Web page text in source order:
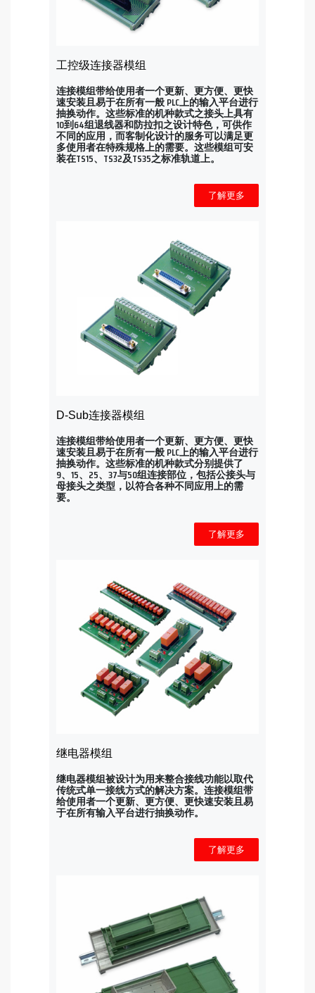
工控级连接器模组
连接模组带给使用者一个更新、更方便、更快
速安装且易于在所有一般 PLC上的输入平台进行
抽换动作。这些标准的机种款式之接头上具有
10到64组退线器和防拉扣之设计特色，可供作
不同的应用，而客制化设计的服务可以满足更
多使用者在特殊规格上的需要。这些模组可安
装在TS15、TS32及TS35之标准轨道上。
了解更多
D-Sub连接器模组
连接模组带给使用者一个更新、更方便、更快
速安装且易于在所有一般 PLC上的输入平台进行
抽换动作。这些标准的机种款式分别提供了
9、15、25、37与50组连接部位，包括公接头与
母接头之类型，以符合各种不同应用上的需
要。
了解更多
继电器模组
继电器模组被设计为用来整合接线功能以取代
传统式单一接线方式的解决方案。连接模组带
给使用者一个更新、更方便、更快速安装且易
于在所有输入平台进行抽换动作。
了解更多